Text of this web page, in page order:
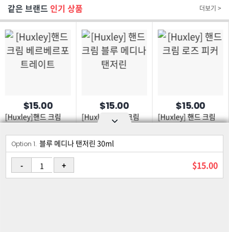
같은 브랜드 인기 상품 더보기 >
$15.00
[Huxley]핸드 크림
베르베르포트레이트
$15.00
[Huxley] 핸드 크림
블루 메디나 탠저린
$15.00
[Huxley] 핸드 크림
로즈 피커
Option 1. 블루 메디나 탠저린 30ml
- + $15.00
로그인
이용약관 개인정보 보호정책 고객센터 제휴신청